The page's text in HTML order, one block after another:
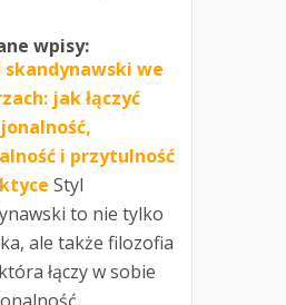
wpisy:
skandynawski we
jak łączyć
i przytulność
Styl
to nie tylko
ale także filozofia
łączy w sobie